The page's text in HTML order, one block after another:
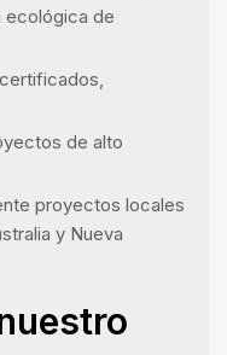
ecológica de
de alto
proyectos locales
y Nueva